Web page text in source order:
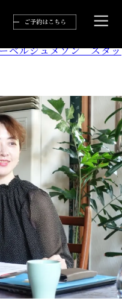
ベルジュメソン スタッ